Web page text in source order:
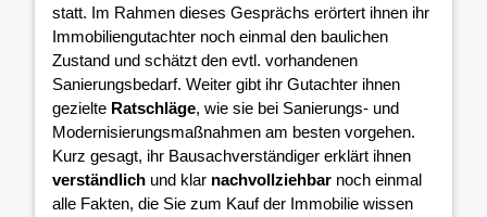
statt. Im Rahmen dieses Gesprächs erörtert ihnen ihr
Immobiliengutachter noch einmal den baulichen
Zustand und schätzt den evtl. vorhandenen
Sanierungsbedarf. Weiter gibt ihr Gutachter ihnen
gezielte Ratschläge, wie sie bei Sanierungs- und
Modernisierungsmaßnahmen am besten vorgehen.
Kurz gesagt, ihr Bausachverständiger erklärt ihnen
verständlich und klar nachvollziehbar noch einmal
alle Fakten, die Sie zum Kauf der Immobilie wissen